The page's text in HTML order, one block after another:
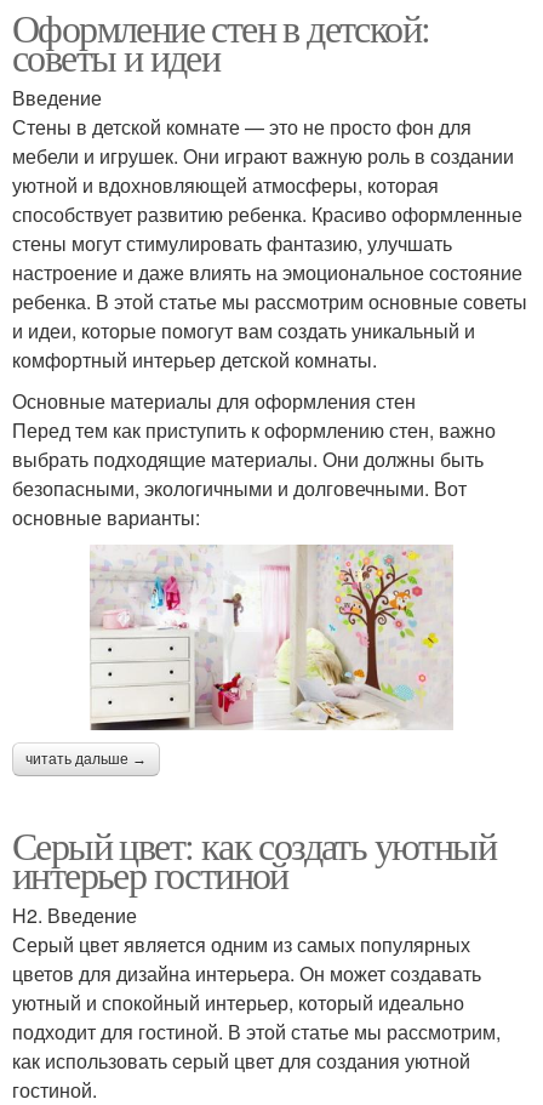
Оформление стен в детской:
советы и идеи
Введение
Стены в детской комнате — это не просто фон для
мебели и игрушек. Они играют важную роль в создании
уютной и вдохновляющей атмосферы, которая
способствует развитию ребенка. Красиво оформленные
стены могут стимулировать фантазию, улучшать
настроение и даже влиять на эмоциональное состояние
ребенка. В этой статье мы рассмотрим основные советы
и идеи, которые помогут вам создать уникальный и
комфортный интерьер детской комнаты.
Основные материалы для оформления стен
Перед тем как приступить к оформлению стен, важно
выбрать подходящие материалы. Они должны быть
безопасными, экологичными и долговечными. Вот
основные варианты:
читать дальше →
Серый цвет: как создать уютный
интерьер гостиной
H2. Введение
Серый цвет является одним из самых популярных
цветов для дизайна интерьера. Он может создавать
уютный и спокойный интерьер, который идеально
подходит для гостиной. В этой статье мы рассмотрим,
как использовать серый цвет для создания уютной
гостиной.